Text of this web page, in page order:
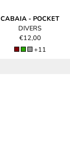
CABAIA- POCKET
DIVERS
€12,00
+11